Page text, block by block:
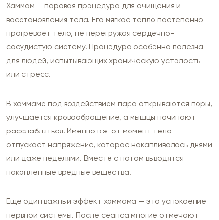
Хаммам — паровая процедура для очищения и
восстановления тела. Его мягкое тепло постепенно
прогревает тело, не перегружая сердечно-
сосудистую систему. Процедура особенно полезна
для людей, испытывающих хроническую усталость
или стресс.
В хаммаме под воздействием пара открываются поры,
улучшается кровообращение, а мышцы начинают
расслабляться. Именно в этот момент тело
отпускает напряжение, которое накапливалось днями
или даже неделями. Вместе с потом выводятся
накопленные вредные вещества.
Еще один важный эффект хаммама — это успокоение
нервной системы. После сеанса многие отмечают